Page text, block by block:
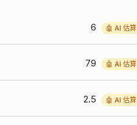
6 🤖 AI 估算
79 🤖 AI 估算
2.5 🤖 AI 估算